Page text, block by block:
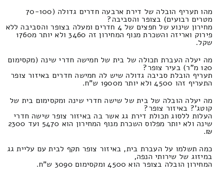
מהו תעריף הובלה של דירת ארבעה חדרים גדולה (70-100
מטרים רבועים) בצופר והסביבה?
מחירון שינוע של חפצים של 4 חדרים ומעלה בצופר והסביבה ללא
פירוק ואריזה והשכרת מנוף המחירון זה 3460 ולא יותר מ1760
שקל.
מה יעלה העברת תכולה של בית של חמישה חדרי שינה (מקסימום
120 מ"ר) בעיר צופר?
תעריף הובלת סביבה גדולה שיש לה חמישה חדרים באיזור צופר
התעריף זהו 4500 ולא יותר מ1900 ש"ח.
מה יעלה הובלה של בית של שישה חדרי שינה ומקסימום בית של
קוטג'? באיזור צופר?
העלות ללסוג תכולת דירת גג אשר בה באיזור צופר שישה חדרי
שינה ולא יותר מפלוס השכרת מנוף המחירון הוא 5470 ועד 2300
₪.
כמה תשלמו על העברת בית, באיזור צופר תקף לבית עם עליית גג
במיזוג של שירותי הנפה,
המחירון הובלה בצופר הוא 4500 ומקסימום 3090 ש"ח.